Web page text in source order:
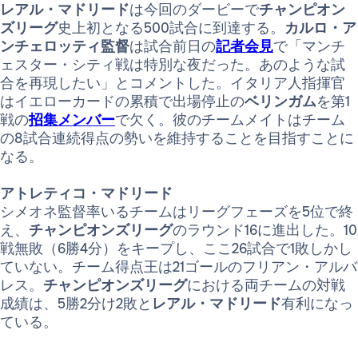
レアル・マドリードは今回のダービーでチャンピオン
ズリーグ史上初となる500試合に到達する。 カルロ・ア
ンチェロッティ監督は試合前日の記者会見で「マンチ
ェスター・シティ戦は特別な夜だった。あのような試
合を再現したい」とコメントした。イタリア人指揮官
はイエローカードの累積で出場停止のベリンガムを第1
戦の招集メンバーで欠く。彼のチームメイトはチーム
の8試合連続得点の勢いを維持することを目指すことに
なる。
アトレティコ・マドリード
シメオネ監督率いるチームはリーグフェーズを5位で終
え、 チャンピオンズリーグのラウンド16に進出した。10
戦無敗（6勝4分）をキープし、ここ26試合で1敗しかし
ていない。チーム得点王は21ゴールのフリアン・アルバ
レス。 チャンピオンズリーグにおける両チームの対戦
成績は、5勝2分け2敗と レアル・マドリード有利になっ
ている。